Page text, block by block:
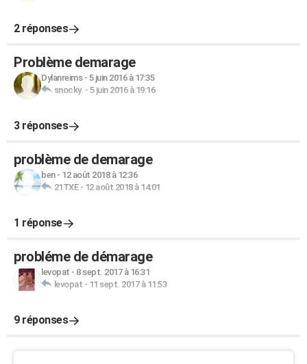
2 réponses
Problème demarage
Dylanreims- 5 juin 2016 à 17:35
snocky. - 5 juin 2016 à 19:16
3 réponses
problème de demarage
ben- 12 août 2018 à 12:36
21TXE- 12 août 2018 à 14:01
1 réponse
probléme de démarage
levopat - 8 sept. 2017 à 16:31
levopat - 11 sept. 2017 à 11:53
9 réponses